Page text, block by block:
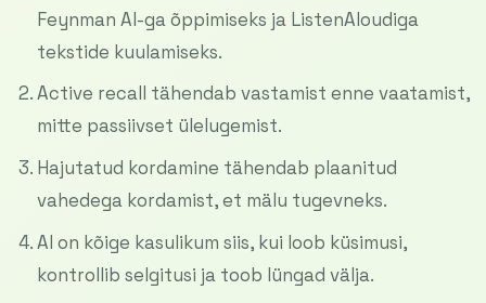
Feynman AI-ga õppimiseks ja ListenAloudiga
tekstide kuulamiseks.
Active recall tähendab vastamist enne vaatamist,
mitte passiivset ülelugemist.
Hajutatud kordamine tähendab plaanitud
vahedega kordamist, et mälu tugevneks.
AI on kõige kasulikum siis, kui loob küsimusi,
kontrollib selgitusi ja toob lüngad välja.